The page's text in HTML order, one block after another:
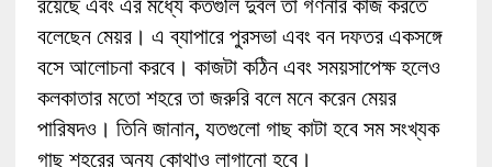
বলেছেন মেয়র। এ ব্যাপারে পুরসভা এবং বন দফতর একসঙ্গে
বসে আলোচনা করবে। কাজটা কঠিন এবং সময়সাপেক্ষ হলেও
কলকাতার মতো শহরে তা জরুরি বলে মনে করেন মেয়র
পারিষদও। তিনি জানান, যতগুলো গাছ কাটা হবে সম সংখ্যক
গাছ শহরের অন্য কোথাও লাগানো হবে।